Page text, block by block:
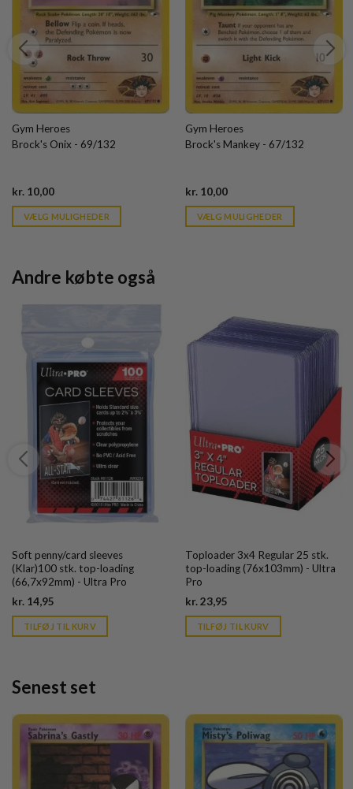
Gym Heroes
Brock's Onix - 69/132
kr. 10,00Current
is:
kr. 39,95.
VÆLG MULIGHEDER
Gym Heroes
Brock's Mankey - 67/132
kr.10,00Current
is:
kr. 39,95.
VÆLG MULIGHEDER
Andre købte også
Soft penny/card sleeves
(Klar)100 stk. top-loading
(66,7x92mm) - Ultra Pro
kr. 14,95
is:
kr. 39,95.
TILFØJ TIL KURV
Toploader 3x4 Regular 25 stk.
top-loading (76x103mm) - Ultra
Pro
kr.23,95Current
is:
kr. 39,95.
TILFØJ TIL KURV
Senest set